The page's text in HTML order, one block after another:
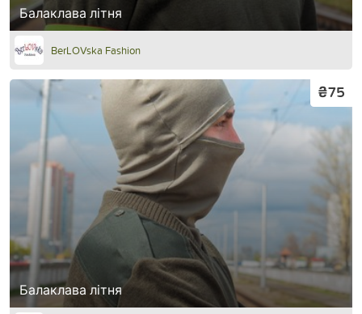
Балаклава літня
BerLOVska Fashion
Балаклава літня
₴75